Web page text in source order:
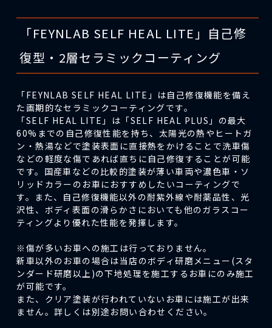
「FEYNLAB SELF HEAL LITE」自己修
復型・2層セラミックコーティング
「FEYNLAB SELF HEAL LITE」は自己修復機能を備え
た画期的なセラミックコーティングです。
「SELF HEAL LITE」は「SELF HEAL PLUS」の最大
60%までの自己修復性能を持ち、太陽光の熱やヒートガ
ン・熱湯などで塗装表面に直接熱をかけることで洗車傷
などの軽度な傷であれば直ちに自己修復することが可能
です。国産車などの比較的塗装が薄い車両や濃色車・ソ
リッドカラーのお車におすすめしたいコーティングで
す。また、自己修復機能以外の耐紫外線や耐薬品性、光
沢性、ボディ表面の滑らかさにおいても他のガラスコー
ティングより優れた性能を発揮します。
※傷が多いお車への施工は行っておりません。
新車以外のお車の場合は当店のボディ研磨メニュー(スタ
ンダード研磨以上)の下地処理を施工するお車にのみ施工
が可能です。
また、クリア塗装が行われていないお車には施工が出来
ません。詳しくは別途お問い合わせください。